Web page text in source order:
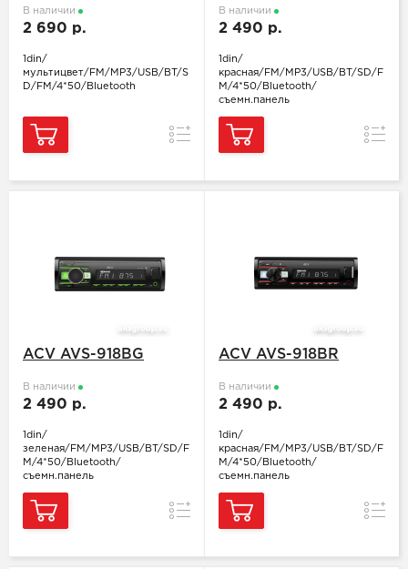
В наличии
2 690 р.
1din/
мультицвет/FM/MP3/USB/BT/S
D/FM/4*50/Bluetooth
Сравнение
В наличии
2 490 р.
1din/
красная/FM/MP3/USB/BT/SD/F
M/4*50/Bluetooth/
съемн.панель
ACV AVS-918BG
В наличии
2 490 р.
1din/
зеленая/FM/MP3/USB/BT/SD/F
M/4*50/Bluetooth/
съемн.панель
Сравнение
ACV AVS-918BR
В наличии
2 490 р.
1din/
красная/FM/MP3/USB/BT/SD/F
M/4*50/Bluetooth/
съемн.панель